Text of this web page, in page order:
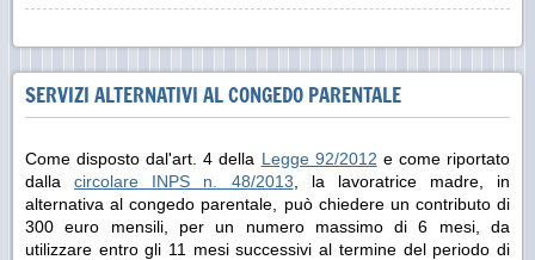
SERVIZI ALTERNATIVI AL CONGEDO PARENTALE
Come disposto dal'art. 4 della Legge 92/2012 e come riportato
dallacircolare INPS n. 48/2013 , la lavoratrice madre, in
alternativa al congedo parentale, può chiedere un contributo di
300 euro mensili, per un numero massimo di 6 mesi, da
utilizzare entro gli 11 mesi successivi al termine del periodo di